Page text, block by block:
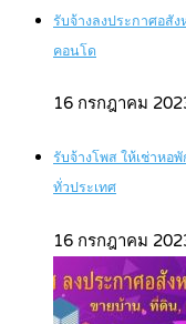
รับจ้างลงประกาศอสั
คอนโด
16 กรกฎาคม
รับจ้างโพส ให้เช่าหอ
ทั่วประเทศ
16 กรกฎาคม